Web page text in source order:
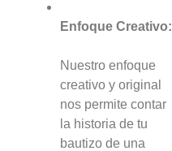
Enfoque Creativo:
Nuestro enfoque
creativo y original
nos permite contar
la historia de tu
bautizo de una